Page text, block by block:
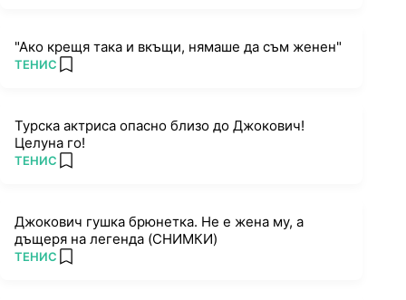
"Ако крещя така и вкъщи, нямаше да съм женен"
ПОВЕЧЕ ОТ
ТЕНИС add favorites
Турска актриса опасно близо до Джокович!
Целуна го!
ПОВЕЧЕ ОТ
ТЕНИС add favorites
Джокович гушка брюнетка. Не е жена му, а
дъщеря на легенда (СНИМКИ)
ПОВЕЧЕ ОТ
ТЕНИС add favorites